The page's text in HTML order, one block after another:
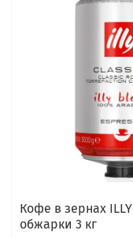
Кофе в зернах
обжарки 3 кг